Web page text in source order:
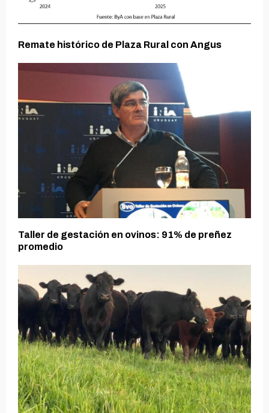
Remate histórico de Plaza Rural con Angus
Taller de gestación en ovinos: 91% de preñez
promedio